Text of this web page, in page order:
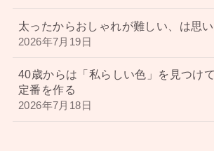
太ったからおしゃれが難しい、は思
2026年7月19日
40歳からは「私らしい色」を見つけ
定番を作る
2026年7月18日